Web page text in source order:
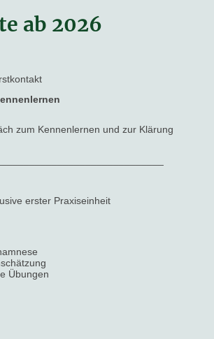
ab 2026
zum Kennenlernen und zur Klärung
erster Praxiseinheit
Übungen